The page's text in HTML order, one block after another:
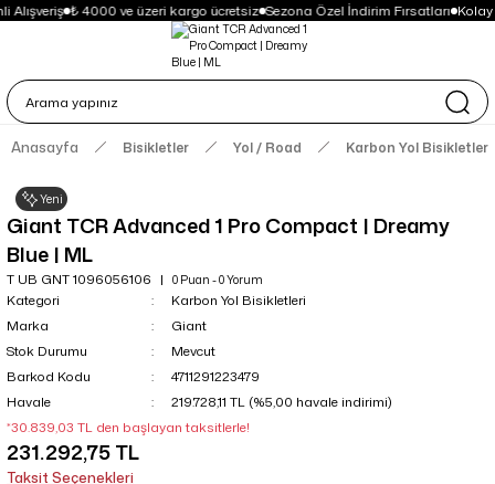
Alışveriş ₺ 4000 ve üzeri kargo ücretsiz Sezona Özel İndirim Fırsatları Kolay
Anasayfa Bisikletler Yol / Road Karbon Yol Bisikletleri
Yeni
Giant TCR Advanced 1 Pro Compact | Dreamy
Blue | ML
T UB GNT 1096056106 0 Puan - 0 Yorum
Kategori
Karbon Yol Bisikletleri
Marka
Giant
Stok Durumu
Mevcut
Barkod Kodu
4711291223479
Havale
219.728,11 TL (%5,00 havale indirimi)
*30.839,03 TL den başlayan taksitlerle!
231.292,75 TL
Taksit Seçenekleri